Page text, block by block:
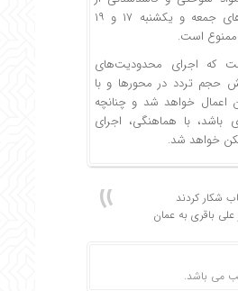
ساعت ۸ تا ۲۴ روزهای جمعه و یکشنبه ۱۷ و ۱۹
ممنوع است.
که اجرای محدودیت‌های
حجم تردد در محورها و با
اعمال خواهد شد و چنانچه
با هماهنگی، اجرای
خواهد شد.
شکار کردند
باقری به عمان
می باشد.